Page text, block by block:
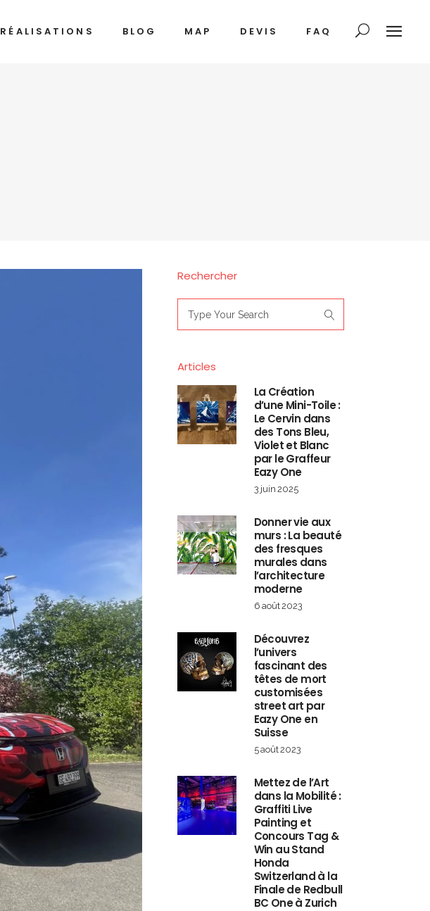
RÉALISATIONS BLOG MAP DEVIS FAQ
Rechercher
for:
Articles
La Création
d’une Mini-Toile :
Le Cervin dans
des Tons Bleu,
Violet et Blanc
par le Graffeur
Eazy One
3 juin 2025
Donner vie aux
murs : La beauté
des fresques
murales dans
l’architecture
moderne
6 août 2023
Découvrez
l’univers
fascinant des
têtes de mort
customisées
street art par
Eazy One en
Suisse
5 août 2023
Mettez de l’Art
dans la Mobilité :
Graffiti Live
Painting et
Concours Tag &
Win au Stand
Honda
Switzerland à la
Finale de Redbull
BC One à Zurich